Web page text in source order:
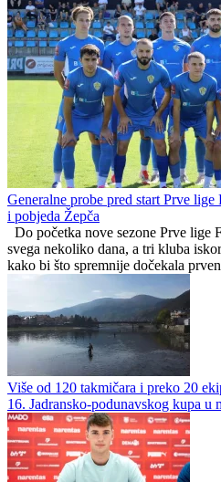
Ćatić poziva na oprez: Akademac je
neće čekati lak posao
Borac i Brod završili sezonu,
polufinala
Federacija BiH
0 0
Generalne probe pred start Prve
i pobjeda Žepča